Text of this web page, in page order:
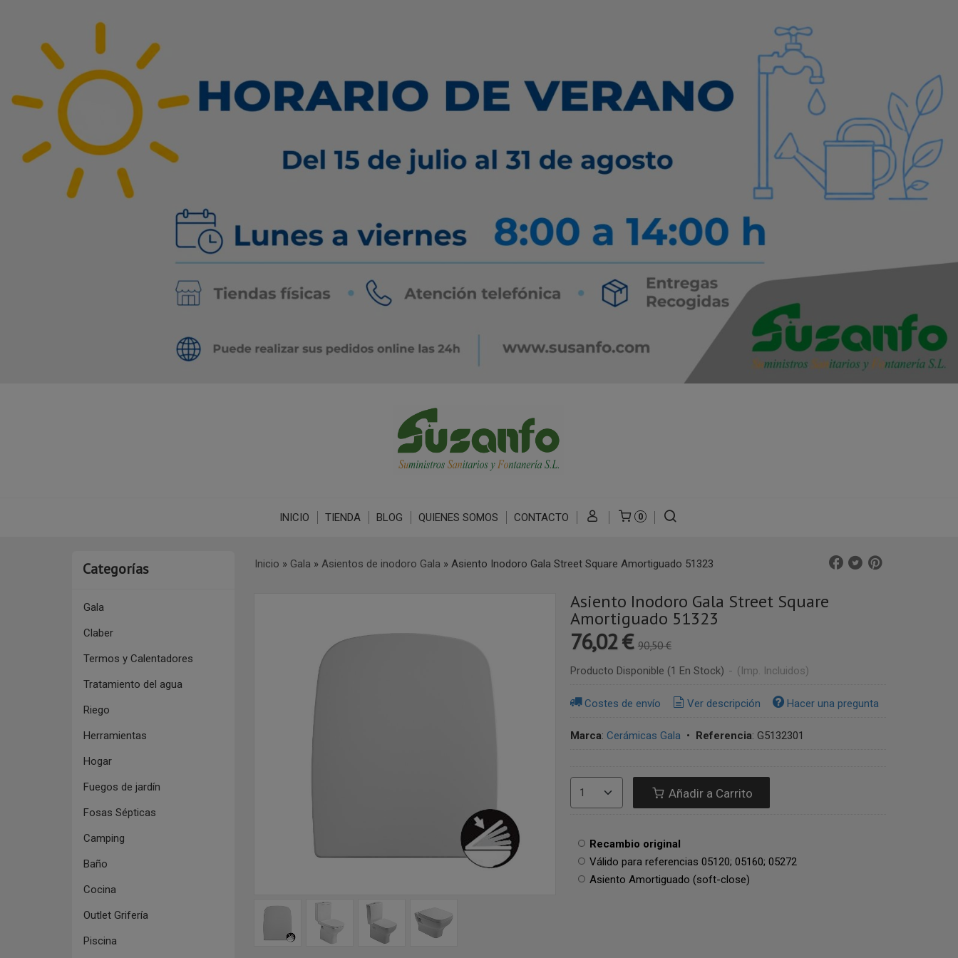
INICIO TIENDA BLOG QUIENES SOMOS CONTACTO 0
Categorías
Gala
Claber
Termos y Calentadores
Tratamiento del agua
Riego
Herramientas
Hogar
Fuegos de jardín
Fosas Sépticas
Camping
Baño
Cocina
Outlet Grifería
Piscina
Inicio » Gala » Asientos de inodoro Gala » Asiento Inodoro Gala Street Square Amortiguado 51323
Asiento Inodoro Gala Street Square
Amortiguado 51323
76,02 € 90,50 €
Producto Disponible (1 En Stock) - (Imp. Incluidos)
Costes de envío Ver descripción Hacer una pregunta
Marca: Cerámicas Gala • Referencia: G5132301
Añadir a Carrito
Recambio original
Válido para referencias 05120; 05160; 05272
Asiento Amortiguado (soft-close)